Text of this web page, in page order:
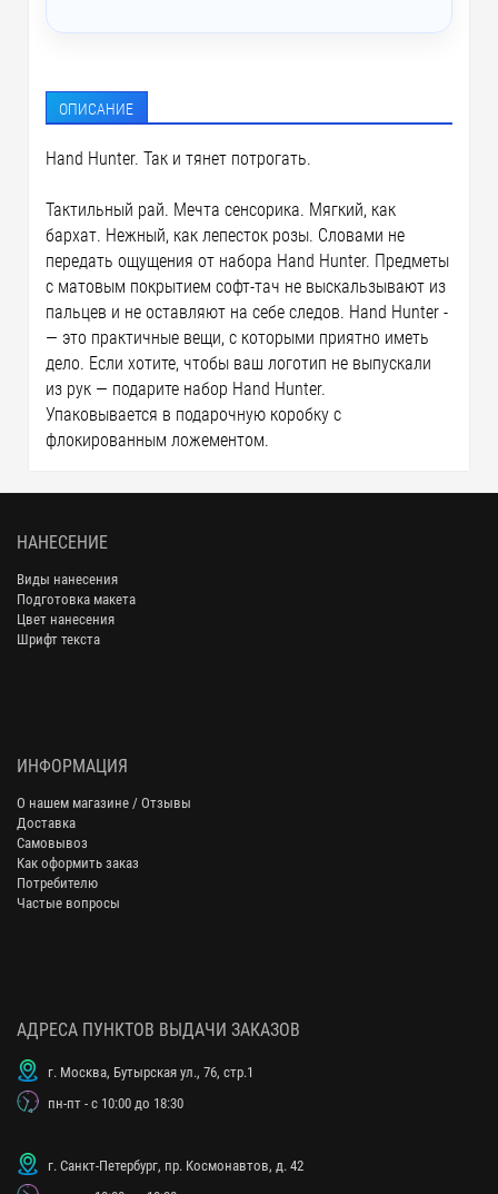
ОПИСАНИЕ
Hand Hunter. Так и тянет потрогать.
Тактильный рай. Мечта сенсорика. Мягкий, как
бархат. Нежный, как лепесток розы. Словами не
передать ощущения от набора Hand Hunter. Предметы
с матовым покрытием софт-тач не выскальзывают из
пальцев и не оставляют на себе следов. Hand Hunter ­
— это практичные вещи, с которыми приятно иметь
дело. Если хотите, чтобы ваш логотип не выпускали
из рук — подарите набор Hand Hunter.
Упаковывается в подарочную коробку с
флокированным ложементом.
НАНЕСЕНИЕ
Виды нанесения
Подготовка макета
Цвет нанесения
Шрифт текста
ИНФОРМАЦИЯ
О нашем магазине / Отзывы
Доставка
Самовывоз
Как оформить заказ
Потребителю
Частые вопросы
АДРЕСА ПУНКТОВ ВЫДАЧИ ЗАКАЗОВ
г. Москва, Бутырская ул., 76, стр.1
пн-пт - с 10:00 до 18:30
г. Санкт-Петербург, пр. Космонавтов, д. 42